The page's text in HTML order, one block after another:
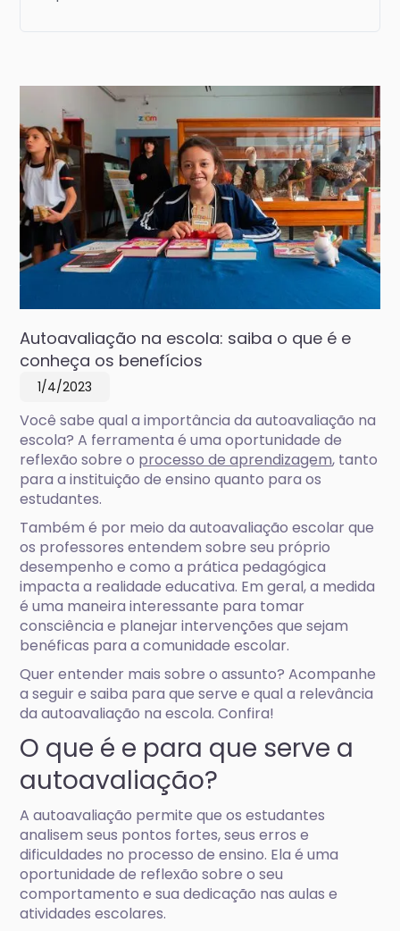
Autoavaliação na escola: saiba o que é e
conheça os benefícios
1/4/2023
Você sabe qual a importância da autoavaliação na
escola? A ferramenta é uma oportunidade de
reflexão sobre o processo de aprendizagem, tanto
para a instituição de ensino quanto para os
estudantes.
Também é por meio da autoavaliação escolar que
os professores entendem sobre seu próprio
desempenho e como a prática pedagógica
impacta a realidade educativa. Em geral, a medida
é uma maneira interessante para tomar
consciência e planejar intervenções que sejam
benéficas para a comunidade escolar.
Quer entender mais sobre o assunto? Acompanhe
a seguir e saiba para que serve e qual a relevância
da autoavaliação na escola. Confira!
O que é e para que serve a
autoavaliação?
A autoavaliação permite que os estudantes
analisem seus pontos fortes, seus erros e
dificuldades no processo de ensino. Ela é uma
oportunidade de reflexão sobre o seu
comportamento e sua dedicação nas aulas e
atividades escolares.